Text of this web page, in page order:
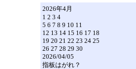
2026年4月
1 2 3 4
5 6 7 8 9 10 11
12 13 14 15 16 17 18
19 20 21 22 23 24 25
26 27 28 29 30
2026/04/05
指板はがれ？